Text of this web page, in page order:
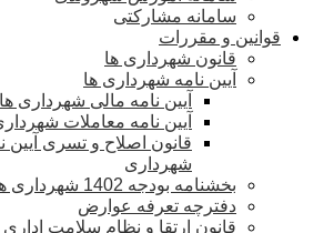
سامانه مشارکتی
قوانین و مقررات
قانون شهرداری ها
آیین نامه شهرداری ها
آیین نامه مالی شهرداری ها
آیین نامه معاملات
قانون اصلاح و تسری آیین
شهرداری
بخشنامه بودجه 1402 شهرداری ها
دفترچه تعرفه عوارض
قانون ارتقا و نظام سلامت اداری